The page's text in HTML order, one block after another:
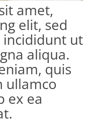
amet,
elit, sed
ut
aliqua.
quis
ullamco
ex ea